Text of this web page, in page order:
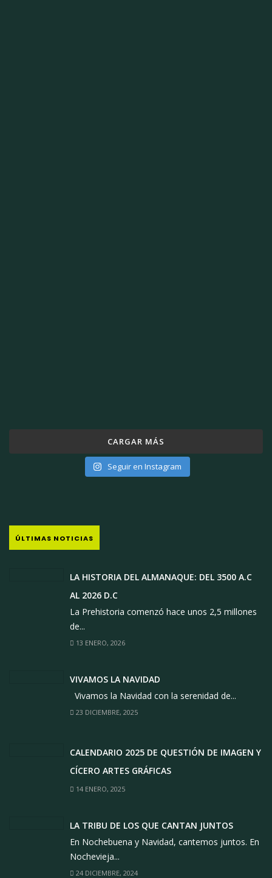
CARGAR MÁS
Seguir en Instagram
ÚLTIMAS NOTICIAS
LA HISTORIA DEL ALMANAQUE: DEL 3500 A.C
AL 2026 D.C
La Prehistoria comenzó hace unos 2,5 millones
de...
13 ENERO, 2026
VIVAMOS LA NAVIDAD
Vivamos la Navidad con la serenidad de...
23 DICIEMBRE, 2025
CALENDARIO 2025 DE QUESTIÓN DE IMAGEN Y
CÍCERO ARTES GRÁFICAS
14 ENERO, 2025
LA TRIBU DE LOS QUE CANTAN JUNTOS
En Nochebuena y Navidad, cantemos juntos. En
Nochevieja...
24 DICIEMBRE, 2024